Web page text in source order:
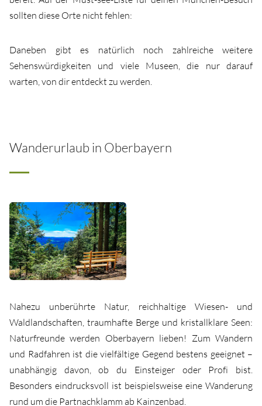
sollten diese Orte nicht fehlen:
Daneben gibt es natürlich noch zahlreiche weitere
Sehenswürdigkeiten und viele Museen, die nur darauf
warten, von dir entdeckt zu werden.
Wanderurlaub in Oberbayern
Nahezu unberührte Natur, reichhaltige Wiesen- und
Waldlandschaften, traumhafte Berge und kristallklare Seen:
Naturfreunde werden Oberbayern lieben! Zum Wandern
und Radfahren ist die vielfältige Gegend bestens geeignet –
unabhängig davon, ob du Einsteiger oder Profi bist.
Besonders eindrucksvoll ist beispielsweise eine Wanderung
rund um die Partnachklamm ab Kainzenbad.